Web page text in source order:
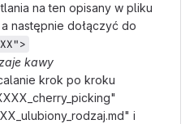
na ten opisany w pliku
następnie dołączyć do
kawy
krok po kroku
i